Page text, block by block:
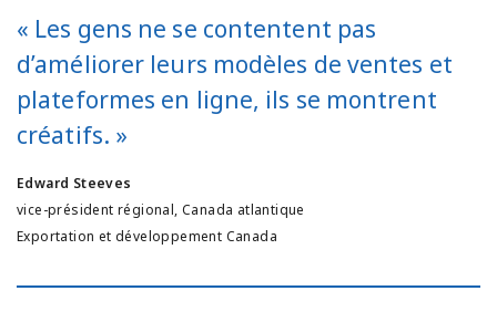
« Les gens ne se contentent pas
d’améliorer leurs modèles de ventes et
plateformes en ligne, ils se montrent
créatifs. »
Edward Steeves
vice-président régional, Canada atlantique
Exportation et développement Canada